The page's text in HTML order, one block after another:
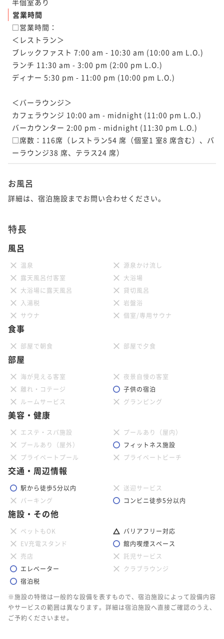
営業時間
□営業時間：
＜レストラン＞
ブレックファスト 7:00 am - 10:30 am (10:00 am L.O.)
ランチ 11:30 am - 3:00 pm (2:00 pm L.O.)
ディナー 5:30 pm - 11:00 pm (10:00 pm L.O.)
＜バーラウンジ＞
カフェラウンジ 10:00 am - midnight (11:00 pm L.O.)
バーカウンター 2:00 pm - midnight (11:30 pm L.O.)
□席数：116席（レストラン54 席（個室1 室8 席含む）、バ
ーラウンジ38 席、テラス24 席）
お風呂
詳細は、宿泊施設までお問い合わせください。
特長
風呂
温泉
源泉かけ流し
露天風呂付客室
大浴場
大浴場に露天風呂
貸切風呂
入湯税
岩盤浴
サウナ
個室/専用サウナ
食事
部屋で朝食 部屋で夕食
部屋
海が見える客室
夜景自慢の客室
離れ・コテージ
子供の宿泊
ルームサービス
グランピング
美容・健康
エステ・スパ施設
プールあり（屋内）
プールあり（屋外）
フィットネス施設
プライベートプール
プライベートビーチ
交通・周辺情報
駅から徒歩5分以内
送迎サービス
パーキング
コンビニ徒歩5分以内
施設・その他
ペットもOK
バリアフリー対応
EV充電スタンド
館内喫煙スペース
売店
託児サービス
エレベーター
クラブラウンジ
宿泊税
※施設の特徴は一般的な設備を表すもので、宿泊施設によって設備内容
やサービスの範囲は異なります。詳細は宿泊施設へ直接ご確認のうえ、
ご予約くださいませ。